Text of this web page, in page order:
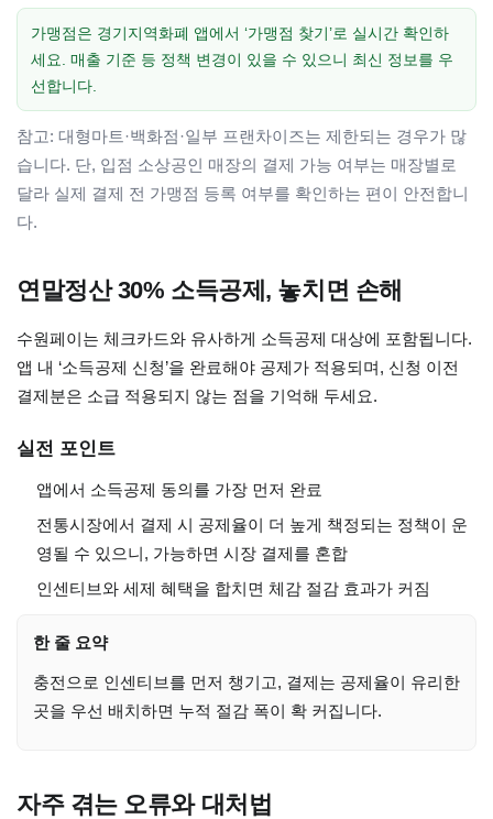
가맹점은 경기지역화폐 앱에서 ‘가맹점 찾기’로 실시간 확인하
세요. 매출 기준 등 정책 변경이 있을 수 있으니 최신 정보를 우
선합니다.
참고: 대형마트·백화점·일부 프랜차이즈는 제한되는 경우가 많
습니다. 단, 입점 소상공인 매장의 결제 가능 여부는 매장별로
달라 실제 결제 전 가맹점 등록 여부를 확인하는 편이 안전합니
다.
연말정산 30% 소득공제, 놓치면 손해
수원페이는 체크카드와 유사하게 소득공제 대상에 포함됩니다.
앱 내 ‘소득공제 신청’을 완료해야 공제가 적용되며, 신청 이전
결제분은 소급 적용되지 않는 점을 기억해 두세요.
실전 포인트
앱에서 소득공제 동의를 가장 먼저 완료
전통시장에서 결제 시 공제율이 더 높게 책정되는 정책이 운
영될 수 있으니, 가능하면 시장 결제를 혼합
인센티브와 세제 혜택을 합치면 체감 절감 효과가 커짐
한 줄 요약
충전으로 인센티브를 먼저 챙기고, 결제는 공제율이 유리한
곳을 우선 배치하면 누적 절감 폭이 확 커집니다.
자주 겪는 오류와 대처법